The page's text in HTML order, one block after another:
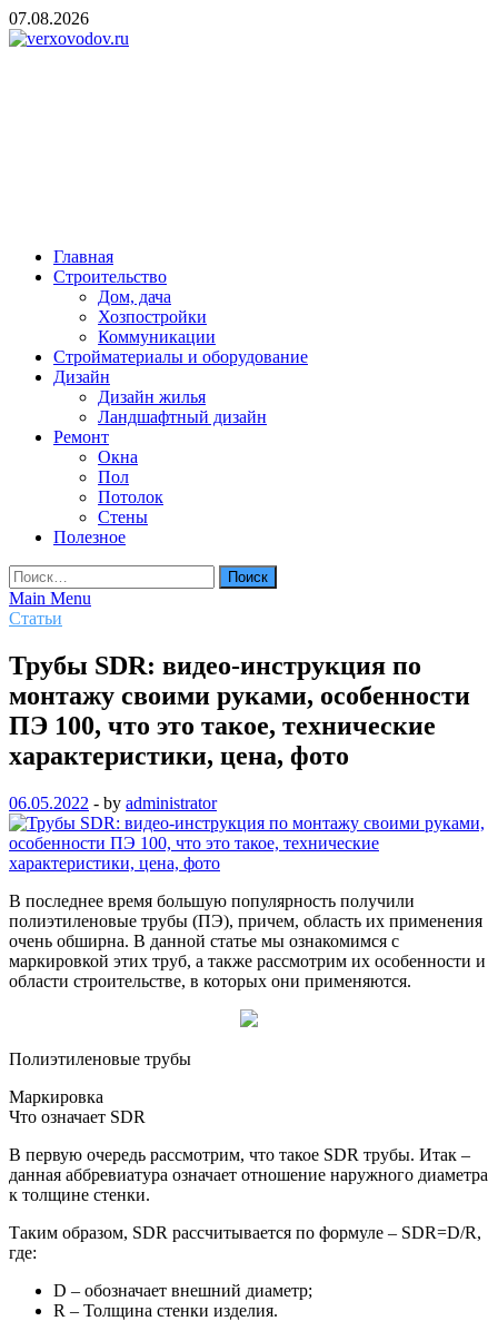
Skip
to
07.08.2026
Главная
Строительство
Дом, дача
Хозпостройки
Коммуникации
Стройматериалы и оборудование
Дизайн
Дизайн жилья
Ландшафтный дизайн
Ремонт
Окна
Пол
Потолок
Стены
Полезное
Найти:
Main Menu
Статьи
Трубы SDR: видео-инструкция по
монтажу своими руками, особенности
ПЭ 100, что это такое, технические
характеристики, цена, фото
06.05.2022 - by administrator
В последнее время большую популярность получили
полиэтиленовые трубы (ПЭ), причем, область их применения
очень обширна. В данной статье мы ознакомимся с
маркировкой этих труб, а также рассмотрим их особенности и
области строительстве, в которых они применяются.
Полиэтиленовые трубы
Маркировка
Что означает SDR
В первую очередь рассмотрим, что такое SDR трубы. Итак –
данная аббревиатура означает отношение наружного диаметра
к толщине стенки.
Таким образом, SDR рассчитывается по формуле – SDR=D/R,
где:
D – обозначает внешний диаметр;
R – Толщина стенки изделия.